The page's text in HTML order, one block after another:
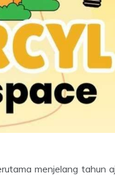
menjelang tahun